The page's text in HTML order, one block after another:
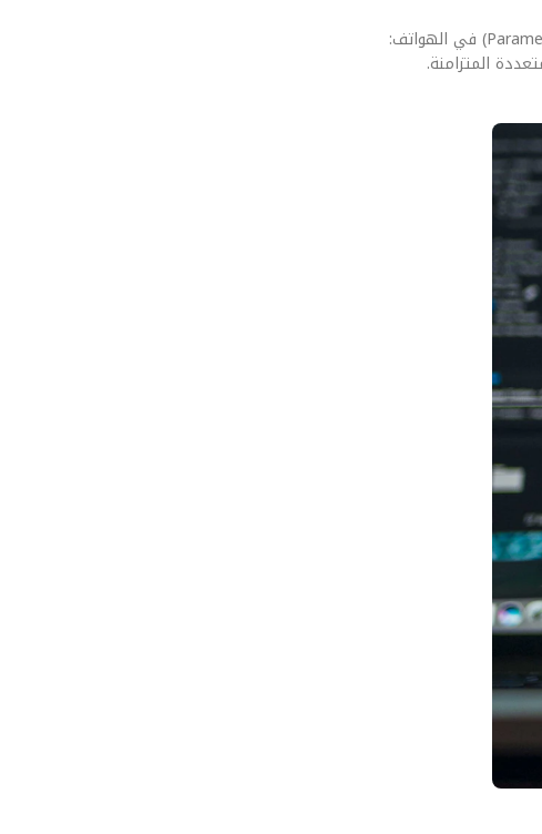
بعيداً عن الأرقام النظرية، يهمنا في ‘قيمني’ كيف يلمس المستخدم هذا التطور في يده. قمنا بإخضاع تكنولوجيا الصوت الموجه (Parametric Speakers) في الهواتف:
المتزامنة.